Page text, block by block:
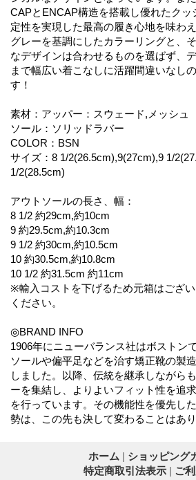
CAPとENCAP構造を搭載し優れたクッ
定性を実現した最高の履き心地を味わえ
グレーを基調にしたカラーリングと、
なデザインは合わせるものを選ばず、
まで幅広い着こなしに活躍間違いなし
す！
素材：アッパー：スウェード,メッシュ
ソール：ソリッドラバー
COLOR：BSN
サイズ：8 1/2(26.5cm),9(27cm),9 1/
1/2(28.5cm)
アウトソールの長さ、幅：
8 1/2 約29cm,約10cm
9 約29.5cm,約10.3cm
9 1/2 約30cm,約10.5cm
10 約30.5cm,約10.8cm
10 1/2 約31.5cm 約11cm
※輸入コストを下げるため元箱はござ
ください。
◎BRAND INFO
1906年にニューバランス社はボストン
ソールや偏平足などを治す矯正靴の製
しました。以降、伝統を継承しながら
ーを集結し、よりよいフィット性を追
を行っています。その機能性を優先し
勢は、この先も決して変わることはあり
ホーム | ショッピング
特定商取引法表示 | ご